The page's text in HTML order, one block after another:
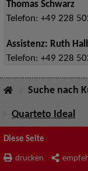
Thomas Schwarz
Telefon: +49 228
Assistenz: Ruth
Telefon: +49 228
Suche nach
Quarteto Ideal
Diese Seite
drucken